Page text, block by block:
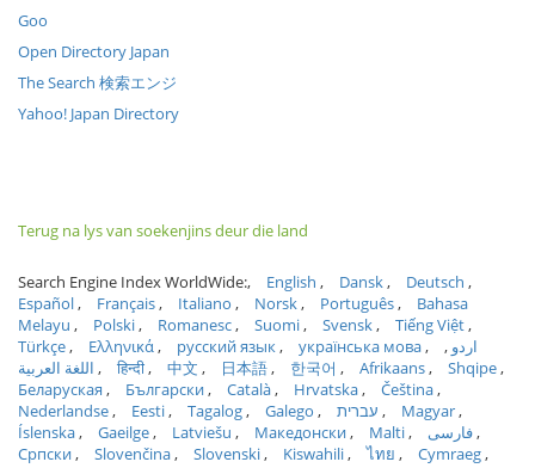
Goo
Open Directory Japan
The Search 検索エンジ
Yahoo! Japan Directory
Terug na lys van soekenjins deur die land
Search Engine Index WorldWide: English Dansk
Deutsch
Español
Français Italiano Norsk Português
Bahasa
Melayu
Polski Romanesc Suomi Svensk
Tiếng Việt
Türkçe
Ελληνικά русский язык українська мова
اردو
اللغة العربية
हिन्दी 中文 日本語 한국어 Afrikaans
Shqipe
Беларуская
Български Català Hrvatska
Čeština
Nederlandse
Eesti Tagalog Galego עברית
Magyar
Íslenska
Gaeilge Latviešu Македонски Malti
فارسی
Српски
Slovenčina Slovenski Kiswahili ไทย
Cymraeg